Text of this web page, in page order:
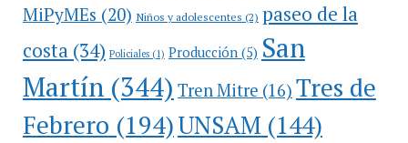
MiPyMEs (20) Niños y adolescentes (2) paseo de la
costa(34) Policiales(1) Producción(5) San
Martín(344) Tren Mitre (16) Tres de
Febrero (194)UNSAM (144)